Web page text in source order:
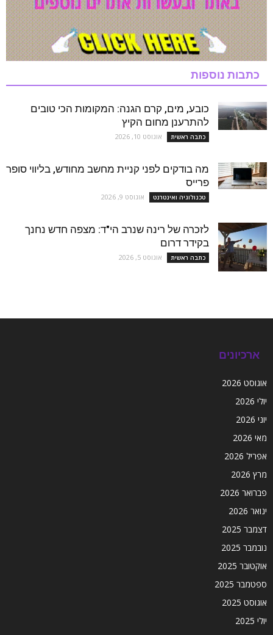
כתבות נוספות
כובע, מים, קרם הגנה: המקומות הכי טובים
להתרענן מחום הקיץ
כתבה ראשית אוגוסט 10, 2026
מה בודקים לפני קניית מחשב מחודש, בליווי סופר
פרייס
טכנולוגיה ואינטרנט אוגוסט 9, 2026
לזכרה של רינה שנרב הי"ד: מצפה חדש נחנך
בקידר דרום
כתבה ראשית אוגוסט 5, 2026
ארכיונים
אוגוסט 2026
יולי 2026
יוני 2026
מאי 2026
אפריל 2026
מרץ 2026
פברואר 2026
ינואר 2026
דצמבר 2025
נובמבר 2025
אוקטובר 2025
ספטמבר 2025
אוגוסט 2025
יולי 2025